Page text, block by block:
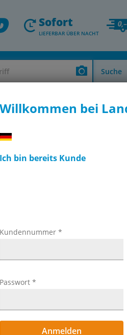
Willkommen bei
Ich bin bereits Kunde
Kundennummer *
Passwort *
Anmelden
Sofort
LIEFERBAR ÜBER NACHT
Suche
RIE000115
für
Trinkwasser,